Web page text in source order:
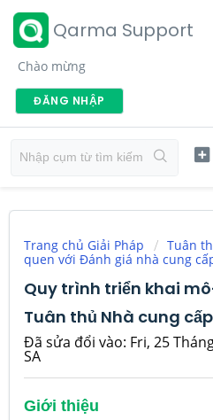
Qarma Support
Chào mừng
ĐĂNG NHẬP
Trang chủ Giải Pháp Tuân
quen với Đánh giá nhà cung
Quy trình triển khai
Tuân thủ Nhà cung
Đã sửa đổi vào: Fri, 25
SA
Giới thiệu